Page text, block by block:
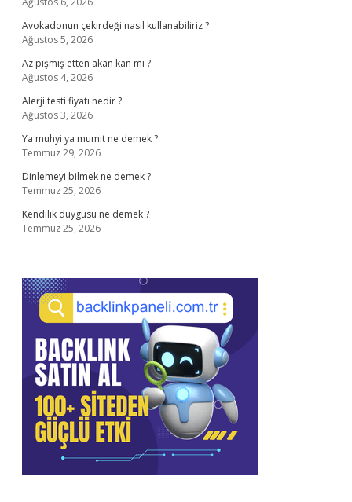
Avokadonun çekirdeği nasıl kullanabiliriz ?
Ağustos 5, 2026
Az pişmiş etten akan kan mı ?
Ağustos 4, 2026
Alerji testi fiyatı nedir ?
Ağustos 3, 2026
Ya muhyi ya mumit ne demek ?
Temmuz 29, 2026
Dinlemeyi bilmek ne demek ?
Temmuz 25, 2026
Kendilik duygusu ne demek ?
Temmuz 25, 2026